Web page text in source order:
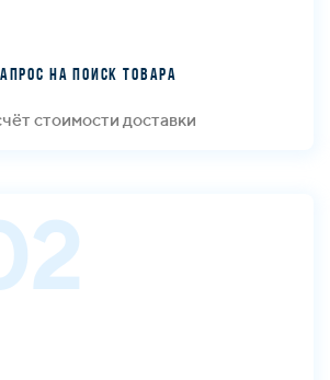
на поиск товара
стоимости доставки